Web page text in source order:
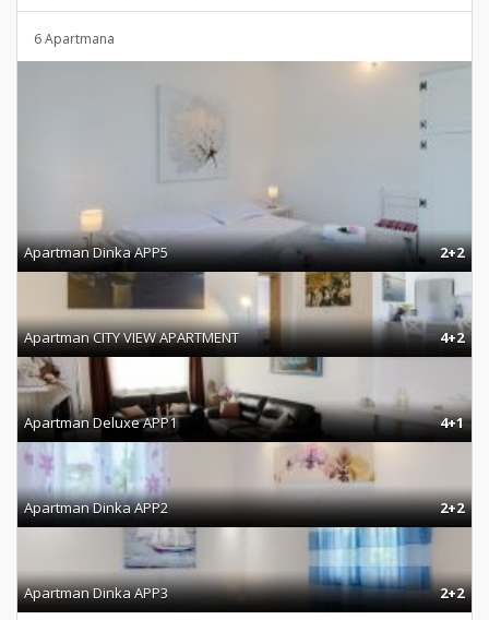
6 Apartmana
Apartman Dinka APP5 2+2
Apartman CITY VIEW APARTMENT 4+2
Apartman Deluxe APP1 4+1
Apartman Dinka APP2 2+2
Apartman Dinka APP3 2+2